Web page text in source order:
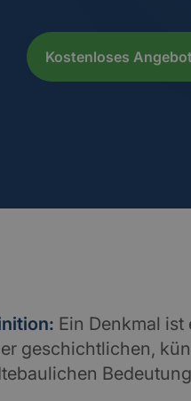
Kostenloses
Ein Denkmal
geschichtlichen,